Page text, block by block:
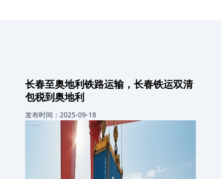
长春至奥地利铁路运输，长春铁运双清
包税到奥地利
发布时间：2025-09-18